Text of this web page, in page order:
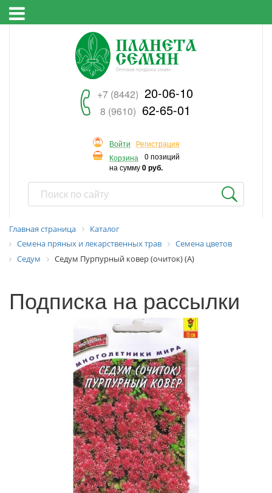
+7 (8442) 20-06-10
8 (9610) 62-65-01
Войти
Регистрация
Корзина
0 позиций
на сумму0 руб.
Главная страница
Каталог
Семена пряных и лекарственных трав
Семена цветов
Седум
Седум Пурпурный ковер (очиток) (А)
Подписка на рассылки